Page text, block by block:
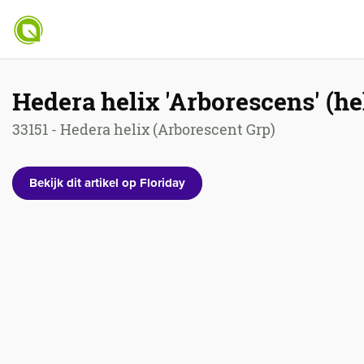
Hedera helix 'Arborescens'
33151 - Hedera helix (Arborescent Grp)
Bekijk dit artikel op Floriday